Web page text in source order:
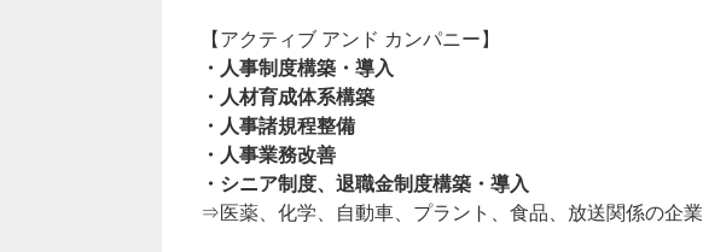
【アクティブ アンド カンパニー】
・人事制度構築・導入
・人材育成体系構築
・人事諸規程整備
・人事業務改善
・シニア制度、退職金制度構築・導入
⇒医薬、化学、自動車、プラント、食品、放送関係の企業